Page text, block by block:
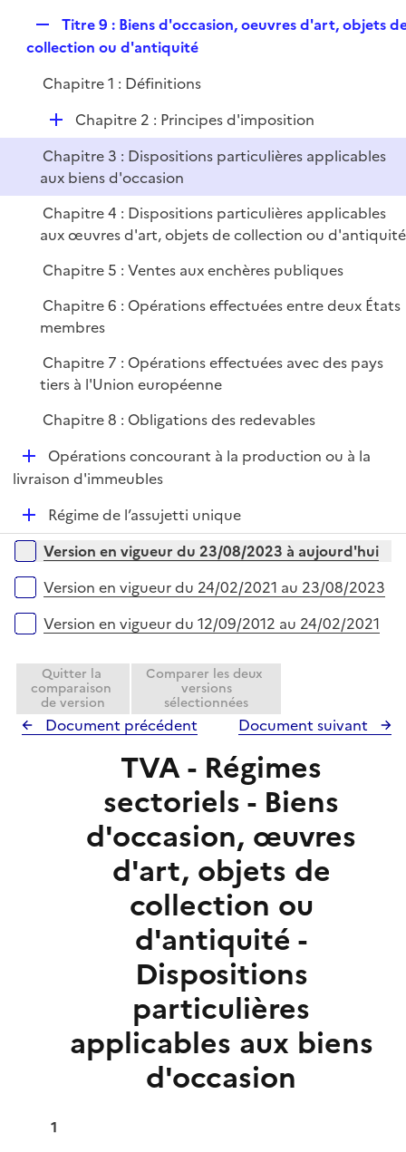
r
l
i
e
r
e
l
i
e
r
Titre 9 : Biens d'occasion, oeuvres d'art, objets
collection ou d'antiquité
Chapitre 1 : Définitions
D
é
p
l
i
e
Chapitre 2 : Principes d'imposition
Chapitre 3 : Dispositions particulières applicables
aux biens d'occasion
Chapitre 4 : Dispositions particulières applicables
aux œuvres d'art, objets de collection ou d'antiquité
Chapitre 5 : Ventes aux enchères publiques
Chapitre 6 : Opérations effectuées entre deux États
membres
Chapitre 7 : Opérations effectuées avec des pays
tiers à l'Union européenne
Chapitre 8 : Obligations des redevables
D
é
e
r
Opérations concourant à la production ou à la
livraison d'immeubles
D
é
p
e
Régime de l’assujetti unique
Versions sur la période
Version en vigueur du 23/08/2023 à aujourd'hui
Version en vigueur du 24/02/2021 au 23/08/2023
Version en vigueur du 12/09/2012 au 24/02/2021
Quitter la
comparaison
de version
Comparer les deux
versions
sélectionnées
Document précédent Document suivant
TVA - Régimes
sectoriels - Biens
d'occasion, œuvres
d'art, objets de
collection ou
d'antiquité -
Dispositions
particulières
applicables aux biens
d'occasion
1